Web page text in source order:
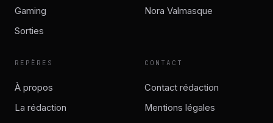
Gaming
Sorties
Nora Valmasque
REPÈRES
À propos
La rédaction
CONTACT
Contact rédaction
Mentions légales